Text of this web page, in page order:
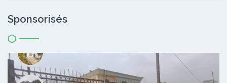
Sponsorisés